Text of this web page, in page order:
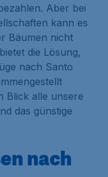
Aber bei
kann es
Bäumen nicht
die Lösung,
nach Santo
Blick alle unsere
das günstige
nach